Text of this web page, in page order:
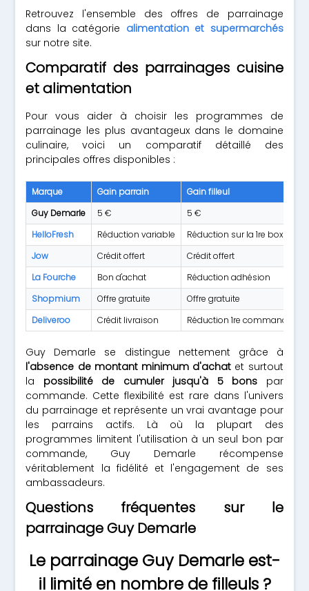
Retrouvez l'ensemble des offres de parrainage
dans la catégorie alimentation et supermarchés
sur notre site.
Comparatif des parrainages cuisine
et alimentation
Pour vous aider à choisir les programmes de
parrainage les plus avantageux dans le domaine
culinaire, voici un comparatif détaillé des
principales offres disponibles :
Marque Gain parrain Gain filleul
Guy Demarle
5 € 5 €
HelloFresh
Réduction variable Réduction sur la 1re box
Jow
Crédit offert Crédit offert
La Fourche
Bon d'achat Réduction adhésion
Shopmium
Offre gratuite Offre gratuite
Deliveroo
Crédit livraison Réduction 1re commande
Guy Demarle se distingue nettement grâce à
l'absence de montant minimum d'achat et surtout
la possibilité de cumuler jusqu'à 5 bons par
commande. Cette flexibilité est rare dans l'univers
du parrainage et représente un vrai avantage pour
les parrains actifs. Là où la plupart des
programmes limitent l'utilisation à un seul bon par
commande, Guy Demarle récompense
véritablement la fidélité et l'engagement de ses
ambassadeurs.
Questions fréquentes sur le
parrainage Guy Demarle
Le parrainage Guy Demarle est-
il limité en nombre de filleuls ?